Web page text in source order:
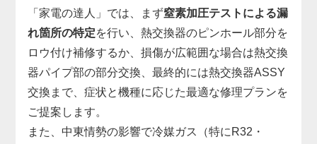
「家電の達人」では、まず窒素加圧テストによる漏
れ箇所の特定を行い、熱交換器のピンホール部分を
ロウ付け補修するか、損傷が広範囲な場合は熱交換
器パイプ部の部分交換、最終的には熱交換器ASSY
交換まで、症状と機種に応じた最適な修理プランを
ご提案します。
また、中東情勢の影響で冷媒ガス（特にR32・